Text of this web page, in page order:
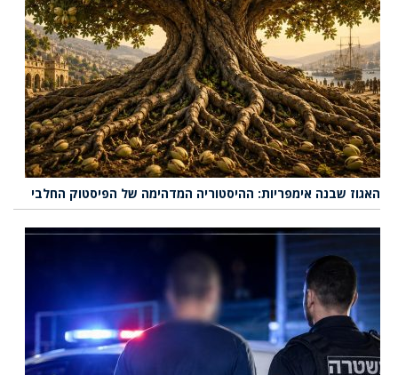
האגוז שבנה אימפריות: ההיסטוריה המדהימה של הפיסטוק החלבי